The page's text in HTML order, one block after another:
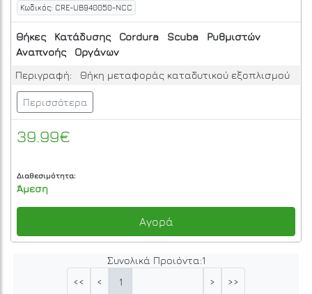
Κωδικός: CRE-UB940050-NCC
Θήκες Κατάδυσης Cordura Scuba
Ρυθμιστών
Αναπνοής
Οργάνων
Περιγραφή:
Θήκη μεταφοράς καταδυτικού εξοπλισμού
Περισσότερα
39.99€
Διαθεσιμότητα:
Άμεση
Αγορά
Συνολικά Προιόντα:1
<<
< 1 >
>>